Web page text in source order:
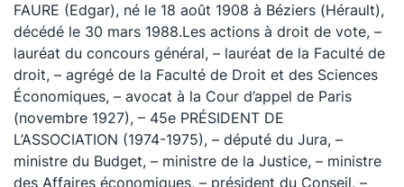
FAURE (Edgar), né le 18 août 1908 à Béziers (Hérault),
décédé le 30 mars 1988.Les actions à droit de vote, –
lauréat du concours général, – lauréat de la Faculté de
droit, – agrégé de la Faculté de Droit et des Sciences
Économiques, – avocat à la Cour d’appel de Paris
(novembre 1927), – 45e PRÉSIDENT DE
L’ASSOCIATION (1974-1975), – député du Jura, –
ministre du Budget, – ministre de la Justice, – ministre
des Affaires économiques, – président du Conseil, –
La Conférence
Le Concours de la Conférence
La Conférence Berryer
La Petite Conférence